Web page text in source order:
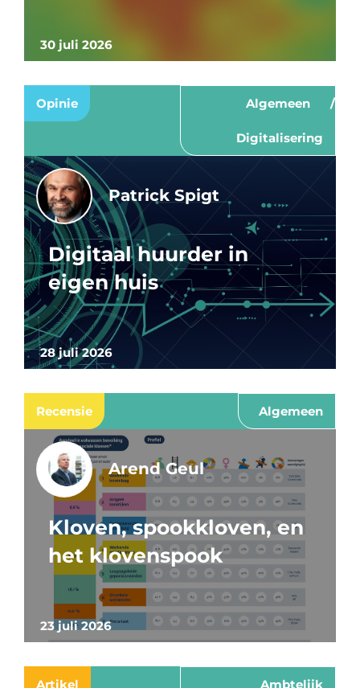
30 juli 2026
Opinie Algemeen
Digitalisering
28 juli 2026
Patrick Spigt
Digitaal huurder in
eigen huis
Recensie Algemeen
23 juli 2026
Arend Geul
Kloven, spookkloven, en
het klovenspook
Artikel Ambtelijk